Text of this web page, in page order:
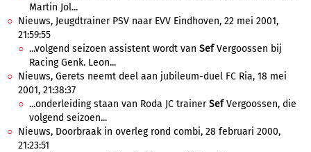
Martin Jol...
Nieuws, Jeugdtrainer PSV naar EVV Eindhoven, 22 mei 2001,
21:59:55
...volgend seizoen assistent wordt van SefVergoossen bij
Racing Genk. Leon...
Nieuws, Gerets neemt deel aan jubileum-duel FC Ria, 18 mei
2001, 21:38:37
...onderleiding staan van Roda JC trainerSefVergoossen, die
volgend seizoen...
Nieuws, Doorbraak in overleg rond combi, 28 februari 2000,
21:23:51